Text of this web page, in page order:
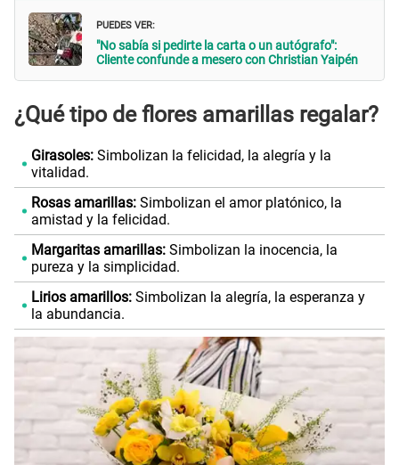
PUEDES VER:
"No sabía si pedirte la carta o un autógrafo":
Cliente confunde a mesero con Christian Yaipén
¿Qué tipo de flores amarillas regalar?
Girasoles:Simbolizan la felicidad, la alegría y la
vitalidad.
Rosas amarillas:Simbolizan el amor platónico, la
amistad y la felicidad.
Margaritas amarillas:Simbolizan la inocencia, la
pureza y la simplicidad.
Lirios amarillos:Simbolizan la alegría, la esperanza y
la abundancia.